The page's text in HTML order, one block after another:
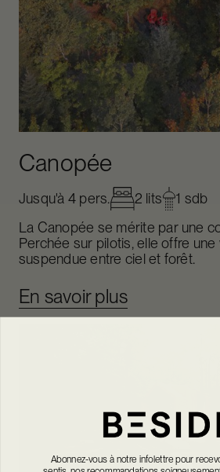
Canopée
Jusqu'à 4 pers. 2 lits
1 sdb
La Canopée se mérite par une
Perchée sur pilotis, elle offre une
suspendue entre ciel et forêt.
En savoir plus
Abonnez-vous à notre infolettre pour